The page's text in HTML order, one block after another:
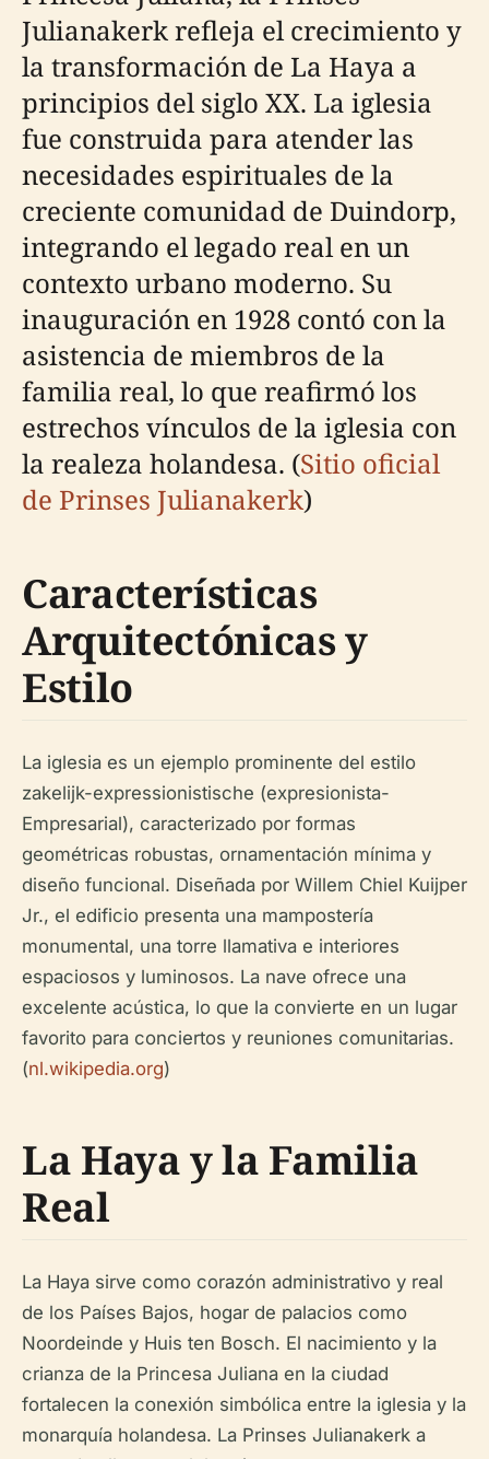
Julianakerk refleja el crecimiento y
la transformación de La Haya a
principios del siglo XX. La iglesia
fue construida para atender las
necesidades espirituales de la
creciente comunidad de Duindorp,
integrando el legado real en un
contexto urbano moderno. Su
inauguración en 1928 contó con la
asistencia de miembros de la
familia real, lo que reafirmó los
estrechos vínculos de la iglesia con
la realeza holandesa. (Sitio oficial
de Prinses Julianakerk)
Características
Arquitectónicas y
Estilo
La iglesia es un ejemplo prominente del estilo
zakelijk-expressionistische (expresionista-
Empresarial), caracterizado por formas
geométricas robustas, ornamentación mínima y
diseño funcional. Diseñada por Willem Chiel Kuijper
Jr., el edificio presenta una mampostería
monumental, una torre llamativa e interiores
espaciosos y luminosos. La nave ofrece una
excelente acústica, lo que la convierte en un lugar
favorito para conciertos y reuniones comunitarias.
(nl.wikipedia.org)
La Haya y la Familia
Real
La Haya sirve como corazón administrativo y real
de los Países Bajos, hogar de palacios como
Noordeinde y Huis ten Bosch. El nacimiento y la
crianza de la Princesa Juliana en la ciudad
fortalecen la conexión simbólica entre la iglesia y la
monarquía holandesa. La Prinses Julianakerk a